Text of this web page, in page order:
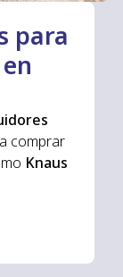
para
comprar
Knaus
nuestro